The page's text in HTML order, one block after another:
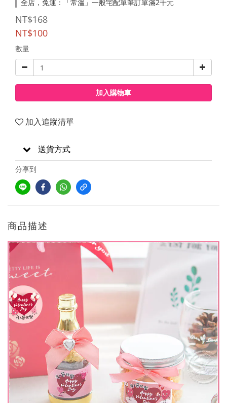
全店，免運：「常溫」一般宅配單筆訂單滿2千元
NT$168
NT$100
數量
加入購物車
加入追蹤清單
送貨方式
分享到
商品描述